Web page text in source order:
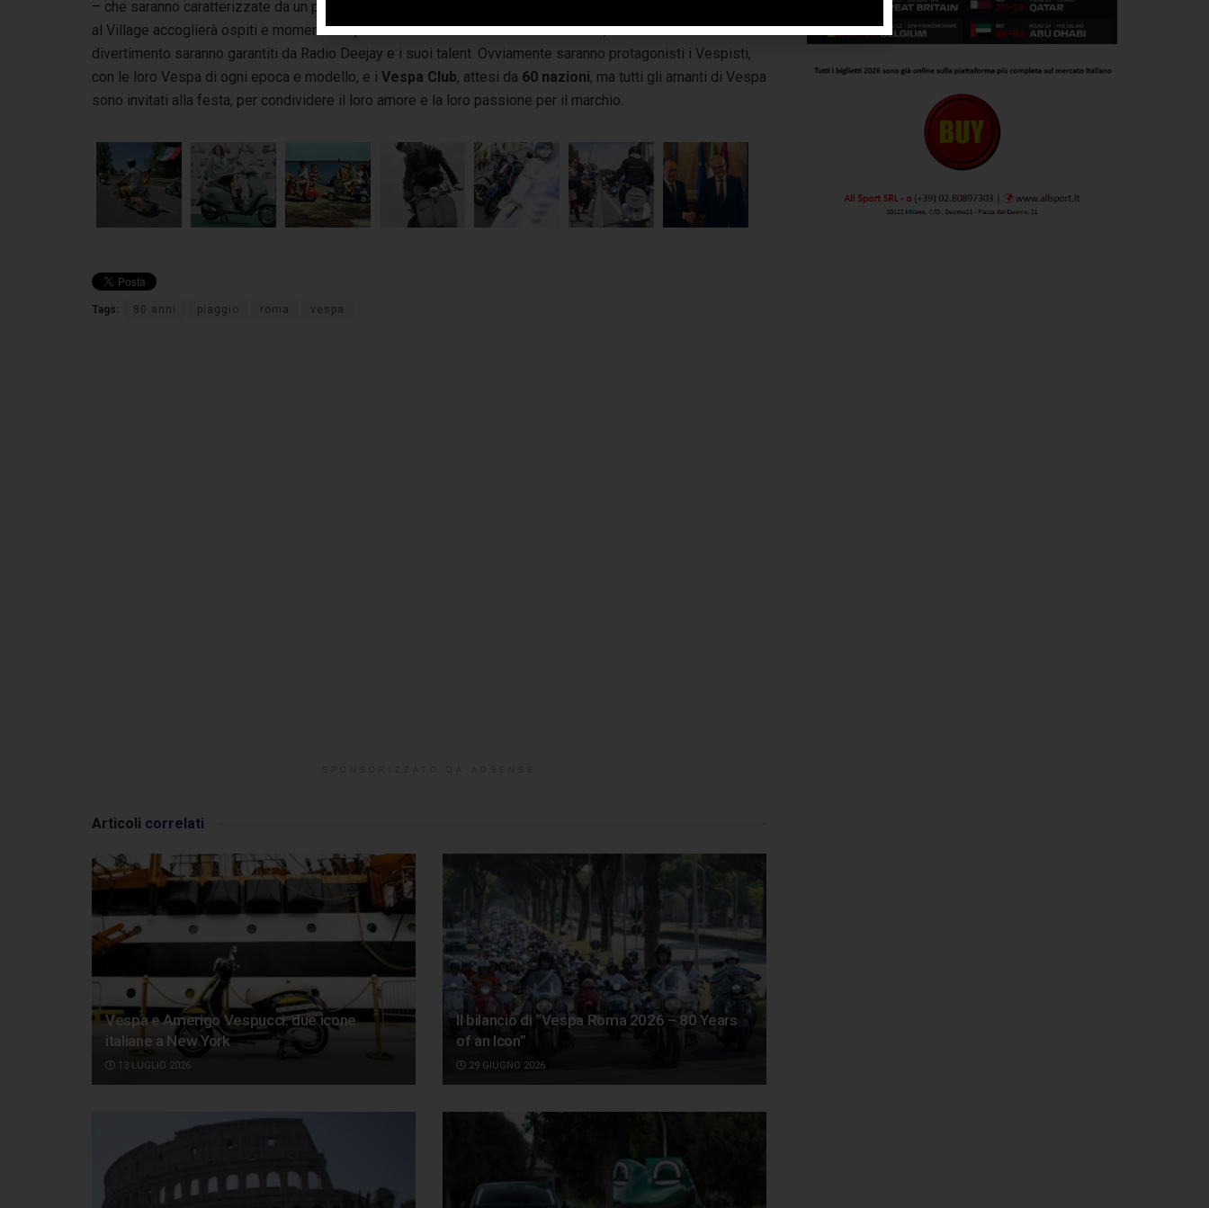
– che saranno caratterizzate da un palinsesto ricco di eventi, contenuti, sorprese e attività. Il Palco Centrale
al Village accoglierà ospiti e momenti di spettacolo a ciclo continuo. L’animazione, la musica e il
divertimento saranno garantiti da Radio Deejay e i suoi talent. Ovviamente saranno protagonisti i Vespisti,
con le loro Vespa di ogni epoca e modello, e i Vespa Club, attesi da 60 nazioni, ma tutti gli amanti di Vespa
sono invitati alla festa, per condividere il loro amore e la loro passione per il marchio.
Tags: 80 anni piaggio roma vespa
Articoli correlati
Vespa e Amerigo Vespucci: due icone
italiane a New York
13 LUGLIO 2026
Il bilancio di “Vespa Roma 2026 – 80 Years
of an Icon”
29 GIUGNO 2026